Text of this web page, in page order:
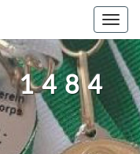
1484